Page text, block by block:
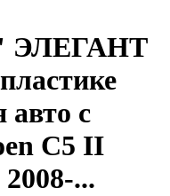
ЭЛЕГАНТ
авто с
C5 II
...